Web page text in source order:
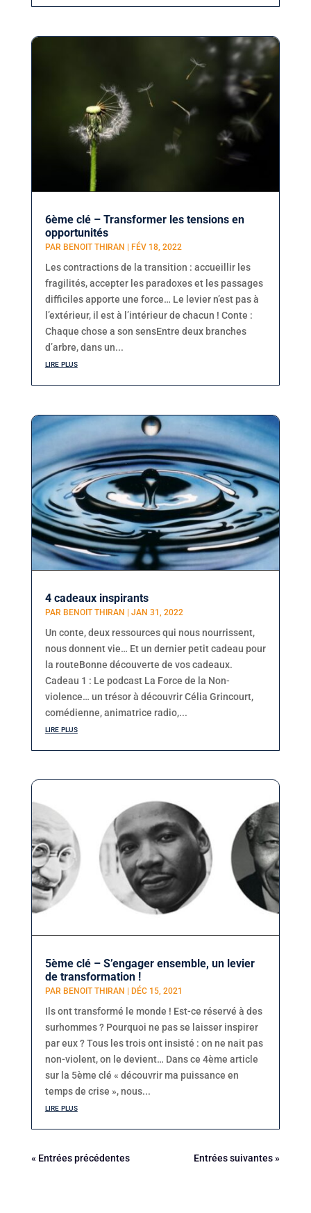
6ème clé – Transformer les tensions en
opportunités
PAR BENOIT THIRAN FÉV 18, 2022
Les contractions de la transition : accueillir les
fragilités, accepter les paradoxes et les passages
difficiles apporte une force… Le levier n’est pas à
l’extérieur, il est à l’intérieur de chacun ! Conte :
Chaque chose a son sensEntre deux branches
d’arbre, dans un...
lire plus
4 cadeaux inspirants
PAR BENOIT THIRAN JAN 31, 2022
Un conte, deux ressources qui nous nourrissent,
nous donnent vie… Et un dernier petit cadeau pour
la routeBonne découverte de vos cadeaux.
Cadeau 1 : Le podcast La Force de la Non-
violence… un trésor à découvrir Célia Grincourt,
comédienne, animatrice radio,...
lire plus
5ème clé – S’engager ensemble, un levier
de transformation !
PAR BENOIT THIRAN DÉC 15, 2021
Ils ont transformé le monde ! Est-ce réservé à des
surhommes ? Pourquoi ne pas se laisser inspirer
par eux ? Tous les trois ont insisté : on ne nait pas
non-violent, on le devient… Dans ce 4ème article
sur la 5ème clé « découvrir ma puissance en
temps de crise », nous...
lire plus
« Entrées précédentes Entrées suivantes »